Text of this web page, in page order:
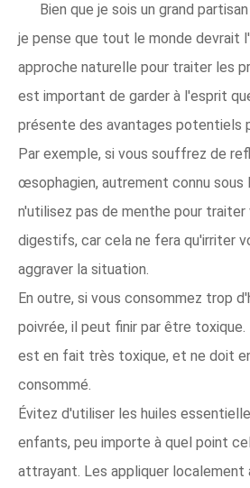
Bien que je sois un grand
je pense que tout le monde devrait
approche naturelle pour traiter les
est important de garder à l'esprit
présente des avantages potentiels
Par exemple, si vous souffrez de
œsophagien, autrement connu sous
n'utilisez pas de menthe pour traiter
digestifs, car cela ne fera qu'irriter
aggraver la situation.
En outre, si vous consommez trop
poivrée, il peut finir par être
est en fait très toxique, et ne doit
consommé.
Évitez d'utiliser les huiles
enfants, peu importe à quel point
attrayant. Les appliquer localement